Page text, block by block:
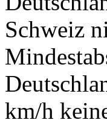
Schweiz
km/h